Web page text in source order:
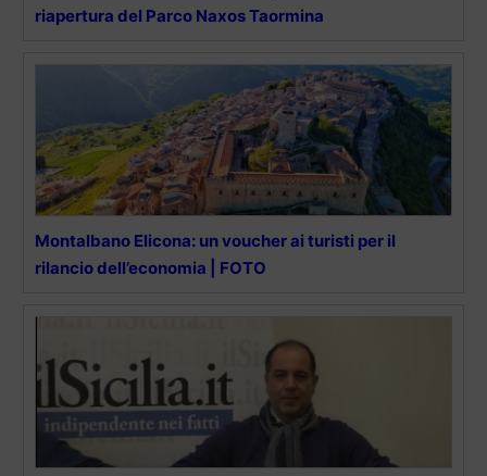
riapertura del Parco Naxos Taormina
Montalbano Elicona: un voucher ai turisti per il
rilancio dell’economia | FOTO